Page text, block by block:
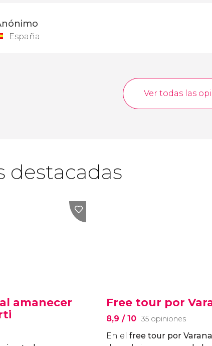
España
Ver todas las
destacadas
amanecer
Free tour por
8,9 / 10 35 opiniones
En el free tour por